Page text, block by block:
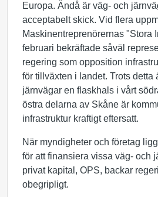
Europa. Ändå är väg- och
acceptabelt skick. Vid flera
Maskinentreprenörernas "Stora
februari bekräftade såväl
regering som opposition
för tillväxten i landet. Trots detta
järnvägar en flaskhals i vårt
östra delarna av Skåne är
infrastruktur kraftigt eftersatt.
När myndigheter och företag
för att finansiera vissa väg- och
privat kapital, OPS, backar
obegripligt.